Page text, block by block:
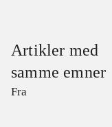
Artikler med
samme emner
Fra